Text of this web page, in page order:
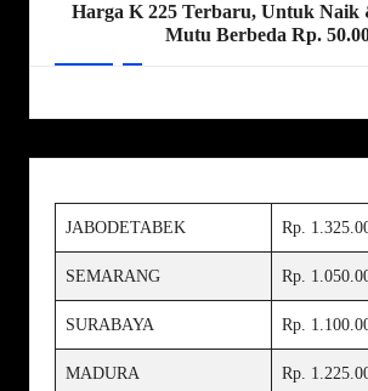
Harga K 225 Terbaru, Untuk Naik
Mutu Berbeda Rp.
JABODETABEK Rp.
SEMARANG Rp.
SURABAYA Rp.
MADURA Rp.